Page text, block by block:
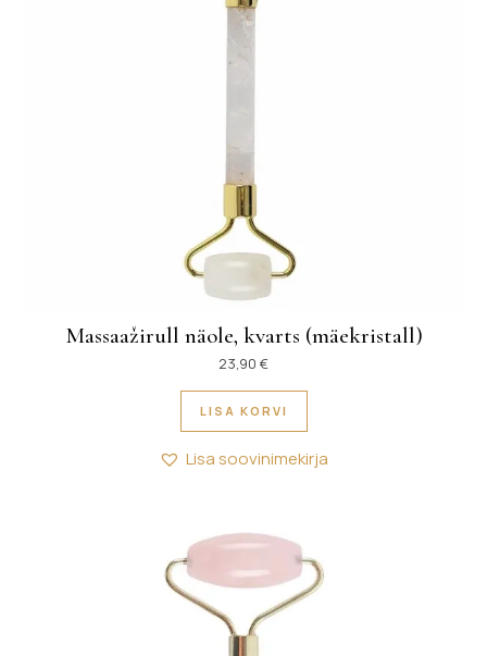
Massaažirull näole, kvarts (mäekristall)
23,90 €
LISA KORVI
Lisa soovinimekirja